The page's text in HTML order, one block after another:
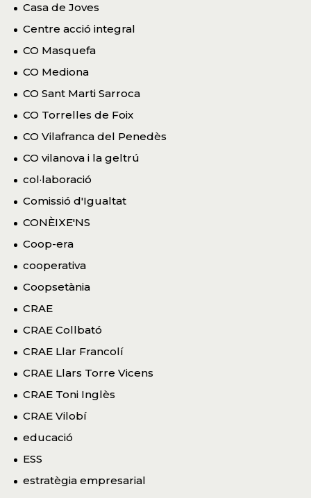
Casa de Joves
Centre acció integral
CO Masquefa
CO Mediona
CO Sant Marti Sarroca
CO Torrelles de Foix
CO Vilafranca del Penedès
CO vilanova i la geltrú
col·laboració
Comissió d'Igualtat
CONÈIXE'NS
Coop-era
cooperativa
Coopsetània
CRAE
CRAE Collbató
CRAE Llar Francolí
CRAE Llars Torre Vicens
CRAE Toni Inglès
CRAE Vilobí
educació
ESS
estratègia empresarial